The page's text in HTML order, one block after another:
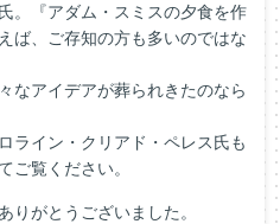
。『アダム・スミスの夕食を作
ば、ご存知の方も多いのではな
なアイデアが葬られきたのなら
ライン・クリアド・ペレス氏も
ご覧ください。
りがとうございました。